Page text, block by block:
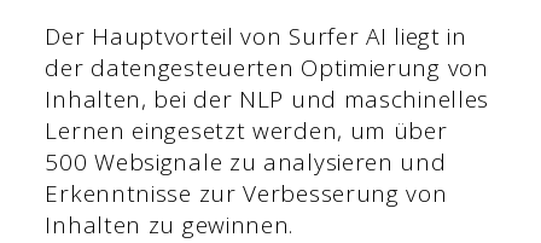
Der Hauptvorteil von Surfer AI liegt in
der datengesteuerten Optimierung von
Inhalten, bei der NLP und maschinelles
Lernen eingesetzt werden, um über
500 Websignale zu analysieren und
Erkenntnisse zur Verbesserung von
Inhalten zu gewinnen.